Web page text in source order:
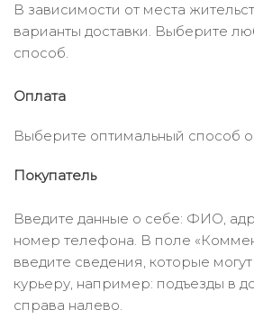
В зависимости от места
варианты доставки. Выберите
способ.
Оплата
Выберите оптимальный способ
Покупатель
Введите данные о себе: ФИО,
номер телефона. В поле
введите сведения, которые
курьеру, например: подъезды в
справа налево.